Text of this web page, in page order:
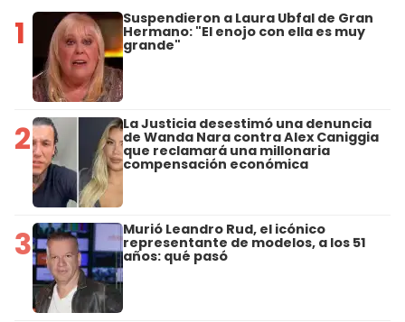
1 Suspendieron a Laura Ubfal de Gran
Hermano: "El enojo con ella es muy
grande"
2 La Justicia desestimó una denuncia
de Wanda Nara contra Alex Caniggia
que reclamará una millonaria
compensación económica
3 Murió Leandro Rud, el icónico
representante de modelos, a los 51
años: qué pasó